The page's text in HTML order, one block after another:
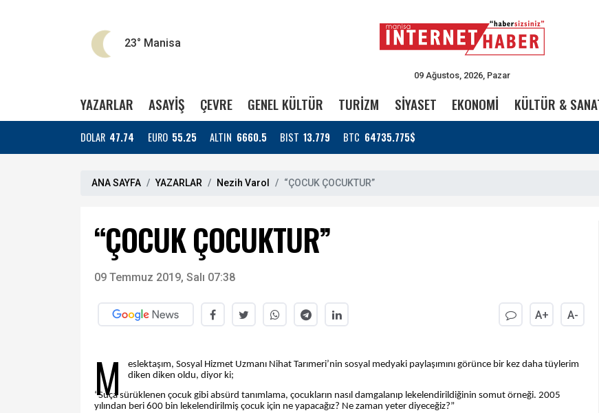
23° Manisa
09 Ağustos, 2026, Pazar
YAZARLAR ASAYİŞ ÇEVRE GENEL KÜLTÜR TURİZM SİYASET EKONOMİ KÜLTÜR &
DOLAR 47.74 EURO 55.25 ALTIN 6660.5 BIST 13.779 BTC 64735.775$
ANA SAYFA YAZARLAR Nezih Varol “ÇOCUK ÇOCUKTUR”
“ÇOCUK ÇOCUKTUR”
09 Temmuz 2019, Salı 07:38
A+ A-
M
eslektaşım, Sosyal Hizmet Uzmanı Nihat Tarımeri’nin sosyal medyaki paylaşımını görünce bir kez daha tüylerim
diken diken oldu, diyor ki;
“Suça sürüklenen çocuk gibi absürd tanımlama, çocukların nasıl damgalanıp lekelendirildiğinin somut örneği. 2005
yılından beri 600 bin lekelendirilmiş çocuk için ne yapacağız? Ne zaman yeter diyeceğiz?”